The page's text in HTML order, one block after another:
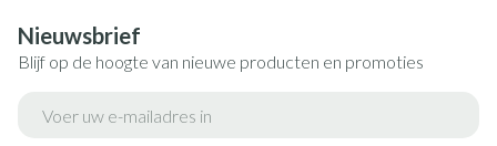
Nieuwsbrief
Blijf op de hoogte van nieuwe producten en promoties